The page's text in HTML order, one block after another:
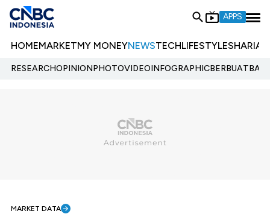
APPS
HOMEMARKETMY MONEYNEWSTECHLIFESTYLESHARIA
RESEARCHOPINIONPHOTOVIDEOINFOGRAPHIC
MARKET DATA